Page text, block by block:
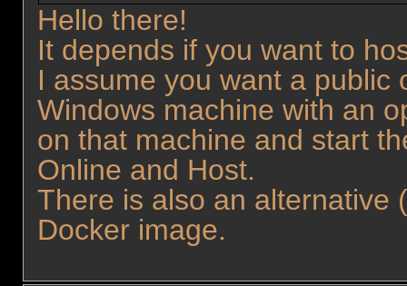
Hello there!
It depends if you want to
I assume you want a public
Windows machine with an
on that machine and start
Online and Host.
There is also an alternative
Docker image.